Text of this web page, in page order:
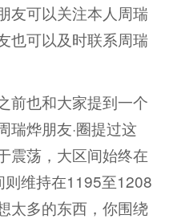
友可以关注本人周瑞
也可以及时联系周瑞
也和大家提到一个
瑞烨朋友·圈提过这
震荡，大区间始终在
维持在1195至1208
太多的东西，你围绕